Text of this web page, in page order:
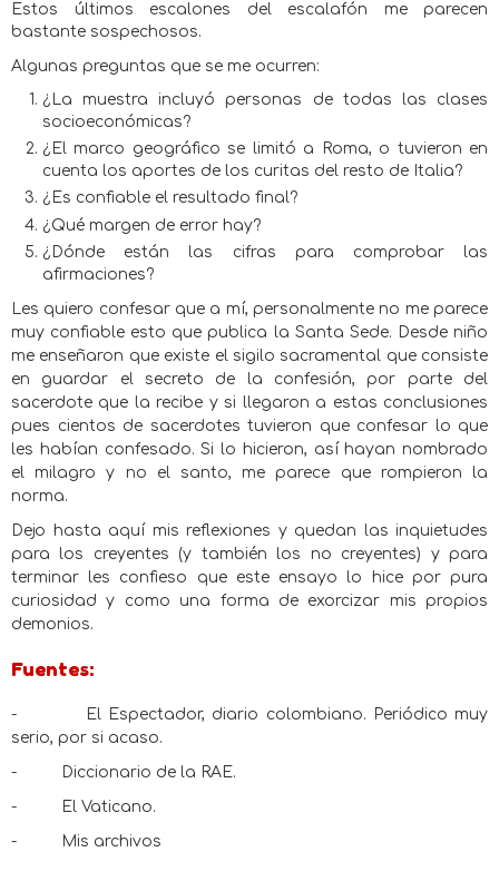
Estos últimos escalones del escalafón me parecen
bastante sospechosos.
Algunas preguntas que se me ocurren:
¿La muestra incluyó personas de todas las clases
socioeconómicas?
¿El marco geográfico se limitó a Roma, o tuvieron en
cuenta los aportes de los curitas del resto de Italia?
¿Es confiable el resultado final?
¿Qué margen de error hay?
¿Dónde están las cifras para comprobar las
afirmaciones?
Les quiero confesar que a mí, personalmente no me parece
muy confiable esto que publica la Santa Sede. Desde niño
me enseñaron que existe el sigilo sacramental que consiste
en guardar el secreto de la confesión, por parte del
sacerdote que la recibe y si llegaron a estas conclusiones
pues cientos de sacerdotes tuvieron que confesar lo que
les habían confesado. Si lo hicieron, así hayan nombrado
el milagro y no el santo, me parece que rompieron la
norma.
Dejo hasta aquí mis reflexiones y quedan las inquietudes
para los creyentes (y también los no creyentes) y para
terminar les confieso que este ensayo lo hice por pura
curiosidad y como una forma de exorcizar mis propios
demonios.
Fuentes:
-
El Espectador, diario colombiano. Periódico muy
serio, por si acaso.
- Diccionario de la RAE.
- El Vaticano.
- Mis archivos